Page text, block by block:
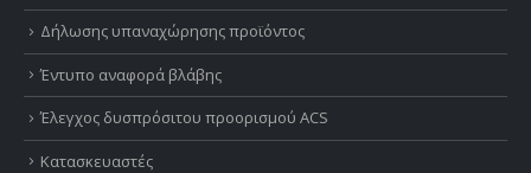
Δήλωσης υπαναχώρησης προϊόντος
Έντυπο αναφορά βλάβης
Έλεγχος δυσπρόσιτου προορισμού ACS
Κατασκευαστές